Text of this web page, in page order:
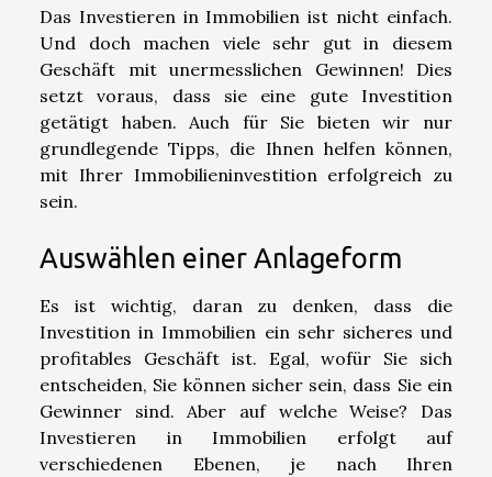
Das Investieren in Immobilien ist nicht einfach.
Und doch machen viele sehr gut in diesem
Geschäft mit unermesslichen Gewinnen! Dies
setzt voraus, dass sie eine gute Investition
getätigt haben. Auch für Sie bieten wir nur
grundlegende Tipps, die Ihnen helfen können,
mit Ihrer Immobilieninvestition erfolgreich zu
sein.
Auswählen einer Anlageform
Es ist wichtig, daran zu denken, dass die
Investition in Immobilien ein sehr sicheres und
profitables Geschäft ist. Egal, wofür Sie sich
entscheiden, Sie können sicher sein, dass Sie ein
Gewinner sind. Aber auf welche Weise? Das
Investieren in Immobilien erfolgt auf
verschiedenen Ebenen, je nach Ihren